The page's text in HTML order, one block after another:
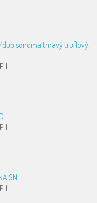
dub sonoma tmavý truflový,
SN